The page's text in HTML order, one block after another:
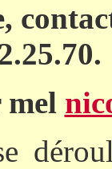
mel